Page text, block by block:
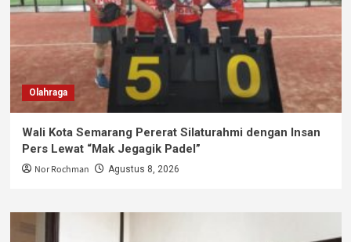
Olahraga
Wali Kota Semarang Pererat Silaturahmi dengan Insan
Pers Lewat “Mak Jegagik Padel”
Nor Rochman Agustus 8, 2026